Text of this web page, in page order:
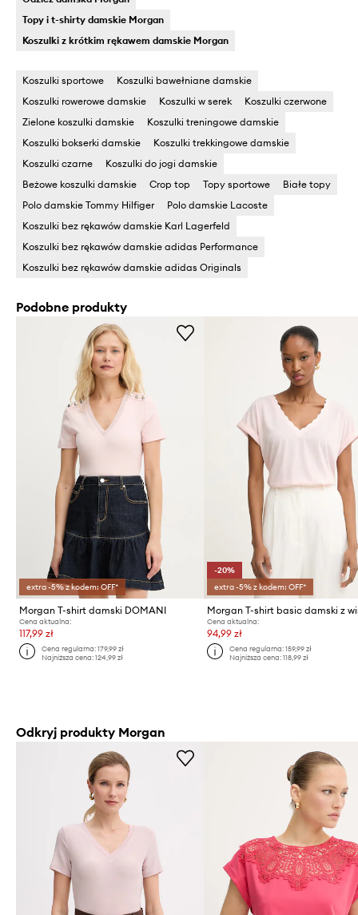
Topy i t-shirty damskie Morgan
Koszulki z krótkim rękawem damskie Morgan
Koszulki sportowe
Koszulki bawełniane damskie
Koszulki rowerowe damskie
Koszulki w serek
Koszulki czerwone
Zielone koszulki damskie
Koszulki treningowe damskie
Koszulki bokserki damskie
Koszulki trekkingowe damskie
Koszulki czarne
Koszulki do jogi damskie
Beżowe koszulki damskie
Crop top Topy sportowe
Białe topy
Polo damskie Tommy Hilfiger
Polo damskie Lacoste
Koszulki bez rękawów damskie Karl Lagerfeld
Koszulki bez rękawów damskie adidas Performance
Koszulki bez rękawów damskie adidas Originals
Podobne produkty
extra -5% z kodem: OFF*
Morgan T-shirt damski DOMANI
Cena aktualna:
117,99 zł
Cena regularna:179,99 zł
Najniższa cena:124,99 zł
-20%
extra -5% z kodem: OFF*
Morgan T-shirt basic damski z
Cena aktualna:
94,99 zł
Cena regularna: 159,99 zł
Najniższa cena: 118,99 zł
Odkryj produkty Morgan